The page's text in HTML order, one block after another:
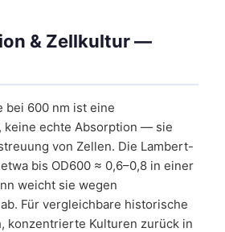
& Zellkultur —
bei 600 nm ist eine
keine echte Absorption — sie
von Zellen. Die Lambert-
bis OD600 ≈ 0,6–0,8 in einer
weicht sie wegen
Für vergleichbare historische
konzentrierte Kulturen zurück in